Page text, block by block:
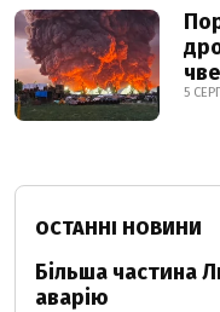
5
ОСТАННІ НОВИНИ
Більша частина
аварію